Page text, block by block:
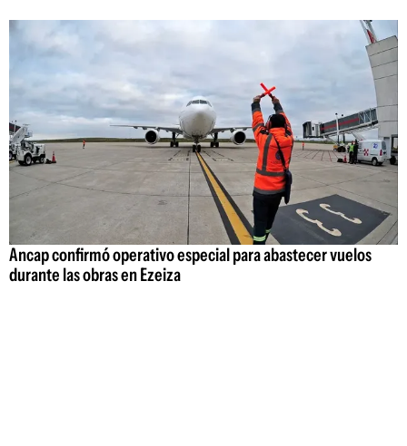
Ancap confirmó operativo especial para abastecer vuelos
durante las obras en Ezeiza